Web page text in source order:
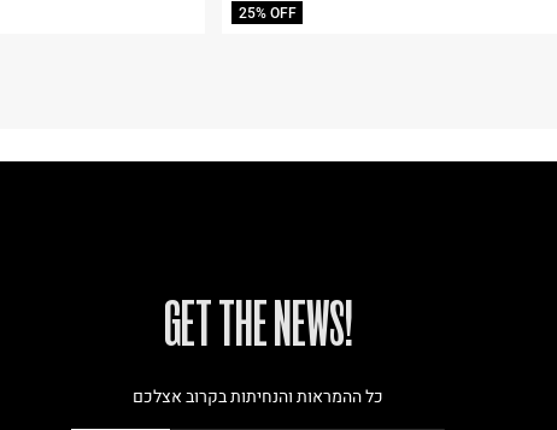
25% OFF
!GET THE NEWS
כל ההמראות והנחיתות בקרוב אצלכם